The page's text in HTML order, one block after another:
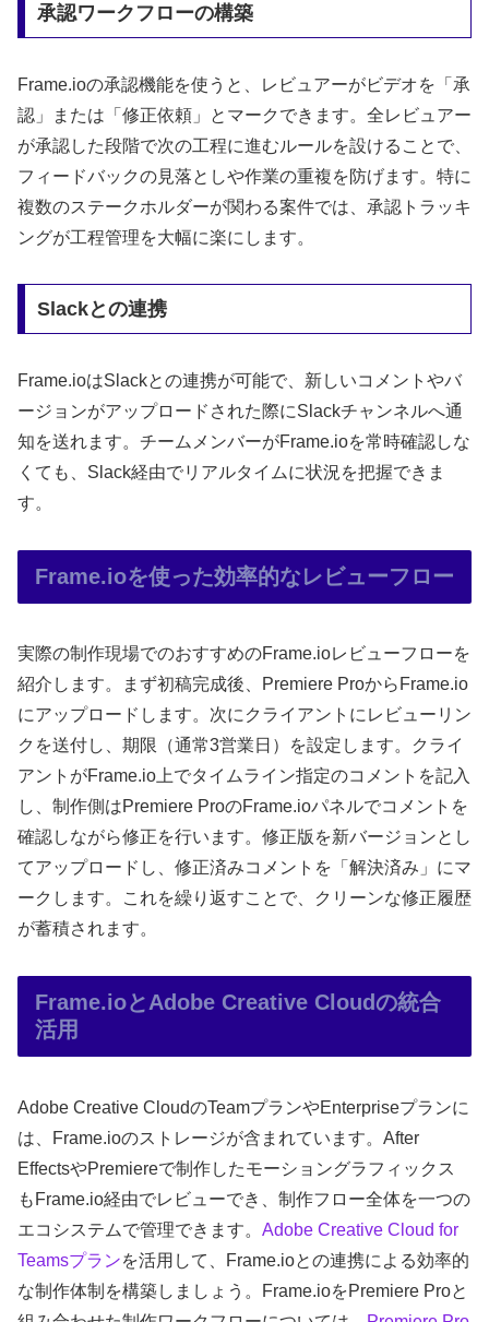
承認ワークフローの構築
Frame.ioの承認機能を使うと、レビュアーがビデオを「承
認」または「修正依頼」とマークできます。全レビュアー
が承認した段階で次の工程に進むルールを設けることで、
フィードバックの見落としや作業の重複を防げます。特に
複数のステークホルダーが関わる案件では、承認トラッキ
ングが工程管理を大幅に楽にします。
Slackとの連携
Frame.ioはSlackとの連携が可能で、新しいコメントやバ
ージョンがアップロードされた際にSlackチャンネルへ通
知を送れます。チームメンバーがFrame.ioを常時確認しな
くても、Slack経由でリアルタイムに状況を把握できま
す。
Frame.ioを使った効率的なレビューフロー
実際の制作現場でのおすすめのFrame.ioレビューフローを
紹介します。まず初稿完成後、Premiere ProからFrame.io
にアップロードします。次にクライアントにレビューリン
クを送付し、期限（通常3営業日）を設定します。クライ
アントがFrame.io上でタイムライン指定のコメントを記入
し、制作側はPremiere ProのFrame.ioパネルでコメントを
確認しながら修正を行います。修正版を新バージョンとし
てアップロードし、修正済みコメントを「解決済み」にマ
ークします。これを繰り返すことで、クリーンな修正履歴
が蓄積されます。
Frame.ioとAdobe Creative Cloudの統合
活用
Adobe Creative CloudのTeamプランやEnterpriseプランに
は、Frame.ioのストレージが含まれています。After
EffectsやPremiereで制作したモーショングラフィックス
もFrame.io経由でレビューでき、制作フロー全体を一つの
エコシステムで管理できます。 Adobe Creative Cloud for
Teamsプランを活用して、Frame.ioとの連携による効率的
な制作体制を構築しましょう。Frame.ioをPremiere Proと